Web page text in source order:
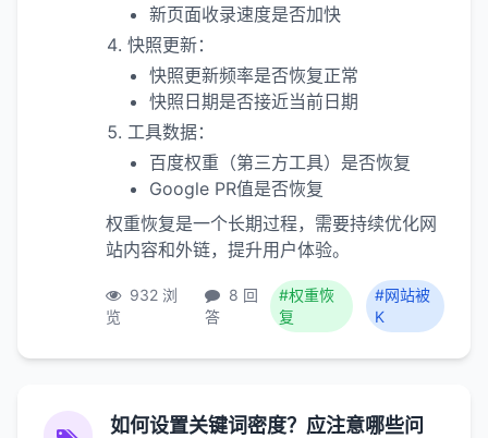
新页面收录速度是否加快
快照更新：
快照更新频率是否恢复正常
快照日期是否接近当前日期
工具数据：
百度权重（第三方工具）是否恢复
Google PR值是否恢复
权重恢复是一个长期过程，需要持续优化网
站内容和外链，提升用户体验。
932 浏
览
8 回
答
#权重恢
复
#网站被
K
如何设置关键词密度？应注意哪些问